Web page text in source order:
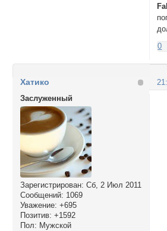
0
Хатико
Заслуженный
Зарегистрирован: Сб, 2 Июл 2011
Сообщений: 1069
Уважение: +695
Позитив: +1592
Пол: Мужской